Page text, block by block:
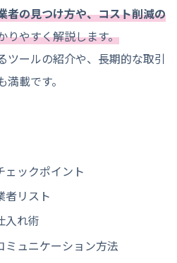
者の見つけ方や、コスト削減の
りやすく解説します。
ツールの紹介や、長期的な取引
載です。
ェックポイント
者リスト
入れ術
ミュニケーション方法